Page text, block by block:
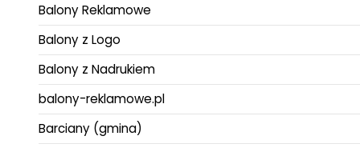
Balony Reklamowe
Balony z Logo
Balony z Nadrukiem
balony-reklamowe.pl
Barciany (gmina)